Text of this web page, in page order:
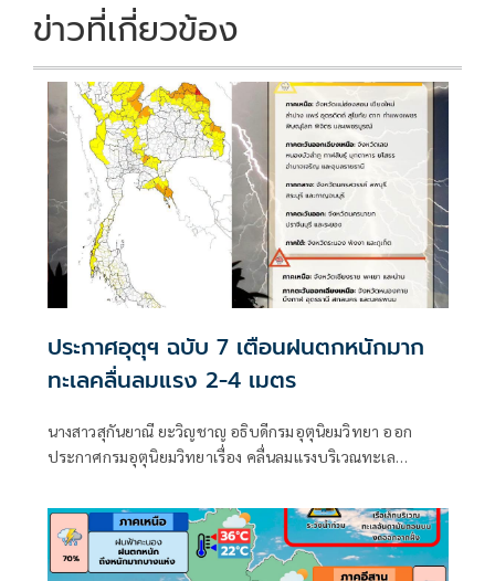
ข่าวที่เกี่ยวข้อง
ประกาศอุตุฯ ฉบับ 7 เตือนฝนตกหนักมาก
ทะเลคลื่นลมแรง 2-4 เมตร
นางสาวสุกันยาณี ยะวิญชาญ อธิบดีกรมอุตุนิยมวิทยา ออก
ประกาศกรมอุตุนิยมวิทยาเรื่อง คลื่นลมแรงบริเวณทะเล
มากบริเวณประเทศไทย